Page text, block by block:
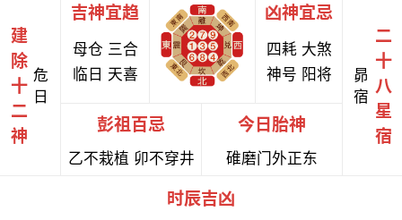
建
除
十
二
神
危
日
吉神宜趋
母仓 三合
临日 天喜
凶神宜忌
四耗 大煞
神号 阳将
彭祖百忌
乙不栽植 卯不穿井
今日胎神
碓磨门外正东
昴
宿
二
十
八
星
宿
时辰吉凶